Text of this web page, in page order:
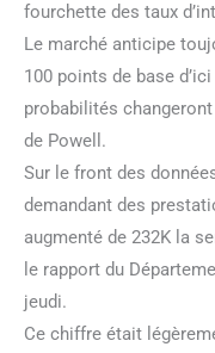
fourchette des taux
Le marché anticipe
100 points de base
probabilités
de Powell.
Sur le front des
demandant des
augmenté de 232K la
le rapport du
jeudi.
Ce chiffre était